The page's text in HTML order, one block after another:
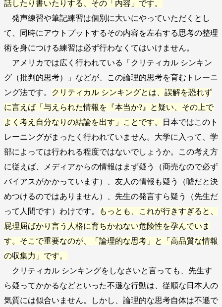
話したり書いたりする、その「内容」です。
発声練習や筆記練習は個別に大いにやっていただくとし
て、同時にアウトプットするその内容を左右する思考の整理
術を身につける練習は必ず行わなくてはいけません。
アメリカでは広く行われている「クリティカル シンキン
グ（批判的思考）」などが、この論理的思考を育むトレーニ
ング法です。
クリティカル シンキングとは、誤解を恐れず
に言えば「与えられた情報を『本当か?』と疑い、その上で
よく考え自分なりの結論を出す」ことです。
日本ではこのト
レーニングがまったく行われていません。大学に入って、学
部によっては行われる程度ではないでしょうか。この考え方
に従えば、メディアからの情報はまず疑う（商売なので必ず
バイアスがかかっています）、友人の情報も疑う（嘘だと決
めつけるのではありません）、先生の発言すら疑う（先生だ
って人間です）わけです。
もっとも、これが行きすぎると、
屁理屈ばかり言う人格に育ちかねない危険性を孕んでいま
す。そこで重要なのが、「論理的な思考」と「高品質な情報
の収集力」です。
クリティカル シンキングをしなさいと言っても、先生す
ら疑ってかかるなどといった不遜な行動は、従順な日本人の
気質には似合いません。しかし、論理的な思考自体は不遜で